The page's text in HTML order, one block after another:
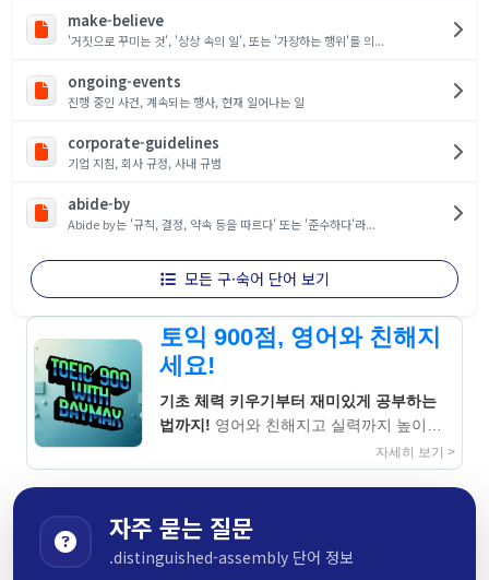
make-believe
'거짓으로 꾸미는 것', '상상 속의 일', 또는 '가장하는 행위'를 의...
ongoing-events
진행 중인 사건, 계속되는 행사, 현재 일어나는 일
corporate-guidelines
기업 지침, 회사 규정, 사내 규범
abide-by
Abide by는 '규칙, 결정, 약속 등을 따르다' 또는 '준수하다'라...
모든 구·숙어 단어 보기
토익 900점, 영어와 친해지
세요!
기초 체력 키우기부터 재미있게 공부하는
법까지! 영어와 친해지고 실력까지 높이는
자세히 보기 >
자주 묻는 질문
.distinguished-assembly 단어 정보